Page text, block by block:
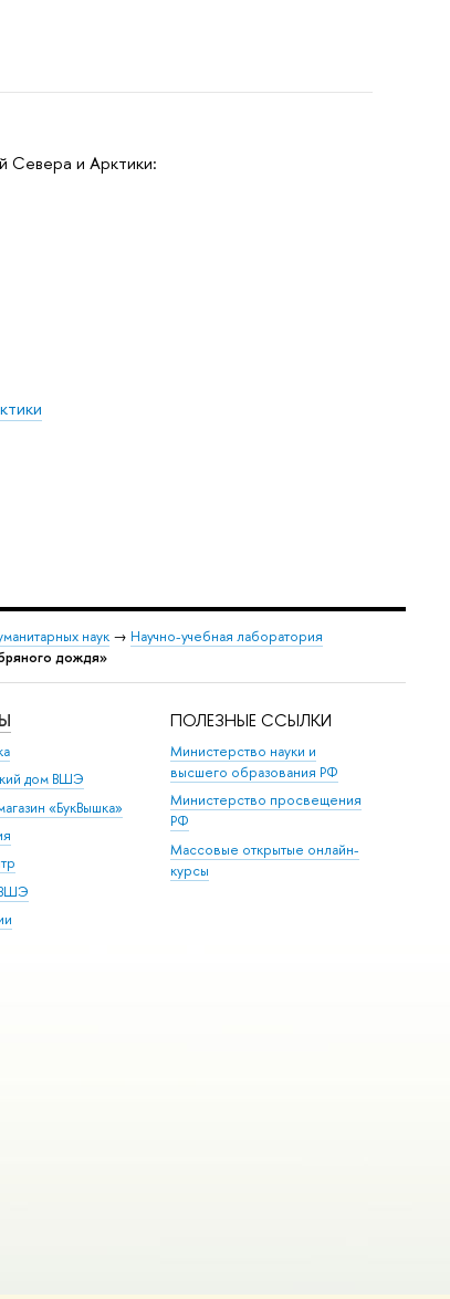
Севера и Арктики:
наук → Научно-учебная лаборатория
дождя»
дом ВШЭ
«БукВышка»
ПОЛЕЗНЫЕ ССЫЛКИ
Министерство науки и
высшего образования РФ
Министерство просвещения
РФ
Массовые открытые онлайн-
курсы